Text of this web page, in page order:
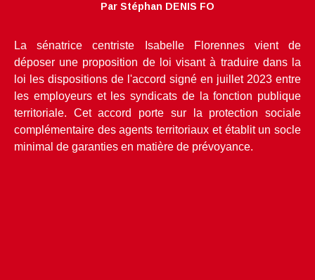
Par Stéphan DENIS FO
La sénatrice centriste Isabelle Florennes vient de
déposer une proposition de loi visant à traduire dans la
loi les dispositions de l'accord signé en juillet 2023 entre
les employeurs et les syndicats de la fonction publique
territoriale. Cet accord porte sur la protection sociale
complémentaire des agents territoriaux et établit un socle
minimal de garanties en matière de prévoyance.